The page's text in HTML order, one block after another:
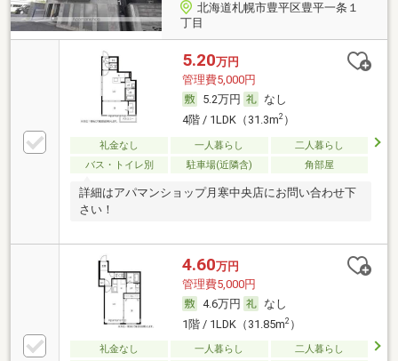
北海道札幌市豊平区豊平一条１
丁目
5.20万円
管理費5,000円
5.2万円
なし
4階 / 1LDK（31.3m2）
礼金なし 一人暮らし
二人暮らし
バス・トイレ別
駐車場(近隣含) 角部屋
詳細はアパマンショップ月寒中央店にお問い合わせ下
さい！
4.60万円
管理費5,000円
4.6万円
なし
1階 / 1LDK（31.85m2）
礼金なし 一人暮らし
二人暮らし